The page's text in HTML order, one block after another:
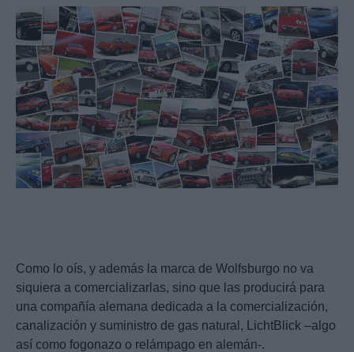
Como lo oís, y además la marca de Wolfsburgo no va
siquiera a comercializarlas, sino que las producirá para
una compañía alemana dedicada a la comercialización,
canalización y suministro de gas natural, LichtBlick –algo
así como fogonazo o relámpago en alemán-.